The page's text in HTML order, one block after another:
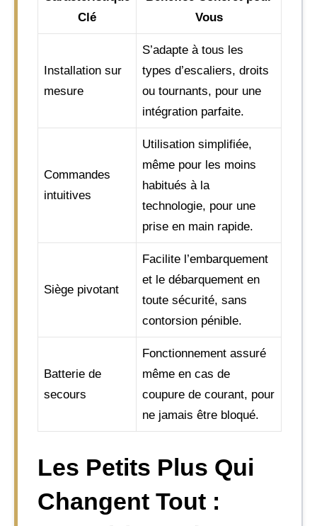
Clé
Vous
Installation sur
mesure
S’adapte à tous les
types d’escaliers, droits
ou tournants, pour une
intégration parfaite.
Commandes
intuitives
Utilisation simplifiée,
même pour les moins
habitués à la
technologie, pour une
prise en main rapide.
Siège pivotant
Facilite l’embarquement
et le débarquement en
toute sécurité, sans
contorsion pénible.
Batterie de
secours
Fonctionnement assuré
même en cas de
coupure de courant, pour
ne jamais être bloqué.
Les Petits Plus Qui
Changent Tout :